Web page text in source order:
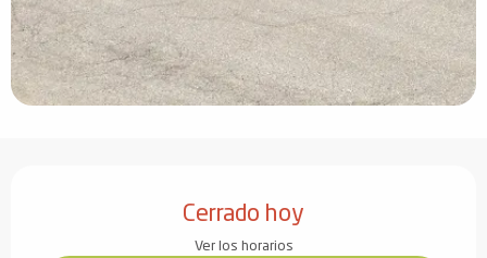
Cerrado hoy
Ver los horarios